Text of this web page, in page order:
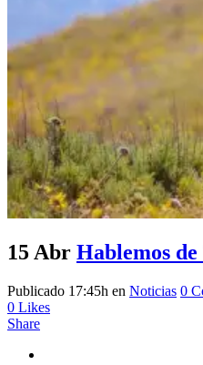
15 Abr Hablemos
Publicado 17:45h en Noticias 0
0 Likes
Share